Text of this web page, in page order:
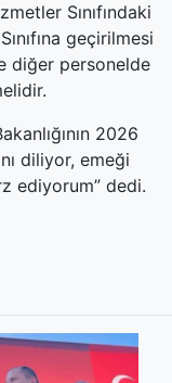
Sınıfındaki
geçirilmesi
diğer personelde
2026
diliyor, emeği
ediyorum” dedi.